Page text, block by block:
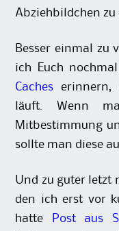
Abziehbildchen zu
Besser einmal zu
ich Euch
Caches erinnern,
läuft. Wenn
Mitbestimmung
sollte man diese
Und zu guter letzt
den ich erst vor
hatte
Post aus